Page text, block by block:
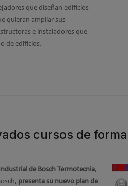
que diseñan edificios
quieran ampliar sus
e instaladores que
de edificios.
cursos de
de Bosch Termotecnia,
presenta su nuevo plan de